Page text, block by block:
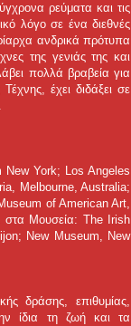
ρεύματα και τις
λόγο σε ένα διεθνές
ανδρικά πρότυπα
της γενιάς της και
πολλά βραβεία για
έχει διδάξει σε
New York; Los Angeles
Melbourne, Australia;
of American Art,
στα Μουσεία: The Irish
New Museum, New
δράσης, επιθυμίας,
ίδια τη ζωή και τα